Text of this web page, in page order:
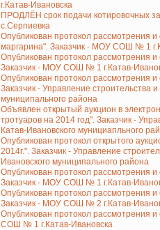
г.Катав-Ивановска
ПРОДЛЁН срок подачи котировочных
с.Серпиевка
Опубликован протокол рассмотрения и
маргарина". Заказчик - МОУ СОШ № 1
Опубликован протокол рассмотрения
Заказчик - МОУ СОШ № 1 г.Катав-
Опубликован протокол рассмотрения
Заказчик - Управление строительства
муниципального района
Объявлен открытый аукцион в
тротуаров на 2014 год". Заказчик -
Катав-Ивановского мунициапльного
Опубликован протокол открытого
2014г.". Заказчик - Управление
Ивановского муниципального района
Опубликован протокол рассмотрения
Заказчик - МОУ СОШ № 1 г.Катав-
Опубликован протокол рассмотрения
Заказчик - МОУ СОШ № 2 г.Катав-
Опубликован протокол рассмотрения
СОШ № 1 г.Катав-Ивановска